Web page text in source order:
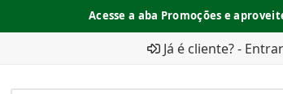
Acesse a aba Promoções e
Já é cliente? - Entrar